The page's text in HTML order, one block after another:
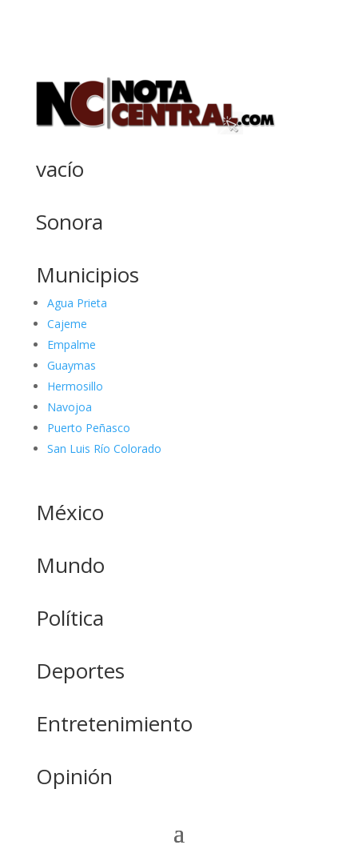
vacío
Sonora
Municipios
Agua Prieta
Cajeme
Empalme
Guaymas
Hermosillo
Navojoa
Puerto Peñasco
San Luis Río Colorado
México
Mundo
Política
Deportes
Entretenimiento
Opinión